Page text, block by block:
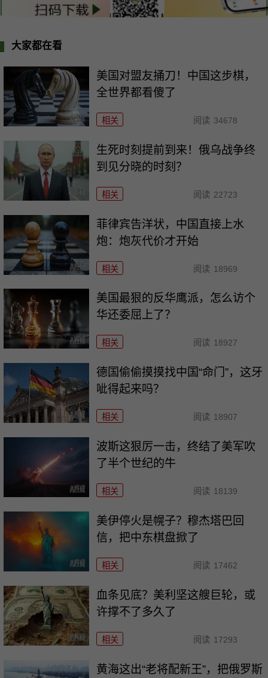
大家都在看
美国对盟友捅刀！中国这步棋，
全世界都看傻了
相关 阅读 34678
生死时刻提前到来！俄乌战争终
到见分晓的时刻？
相关 阅读 22723
菲律宾告洋状，中国直接上水
炮：炮灰代价才开始
相关 阅读 18969
美国最狠的反华鹰派，怎么访个
华还委屈上了？
相关 阅读 18927
德国偷偷摸摸找中国“命门”，这牙
呲得起来吗？
相关 阅读 18907
波斯这狠厉一击，终结了美军吹
了半个世纪的牛
相关 阅读 18139
美伊停火是幌子？穆杰塔巴回
信，把中东棋盘掀了
相关 阅读 17462
血条见底？美利坚这艘巨轮，或
许撑不了多久了
相关 阅读 17293
黄海这出“老将配新王”，把俄罗斯